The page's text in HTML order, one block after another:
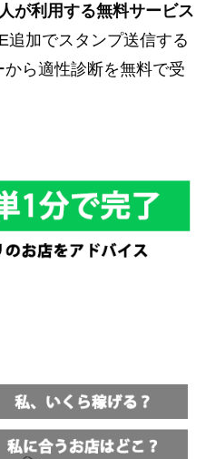
が利用する無料サービス
追加でスタンプ送信する
ら適性診断を無料で受